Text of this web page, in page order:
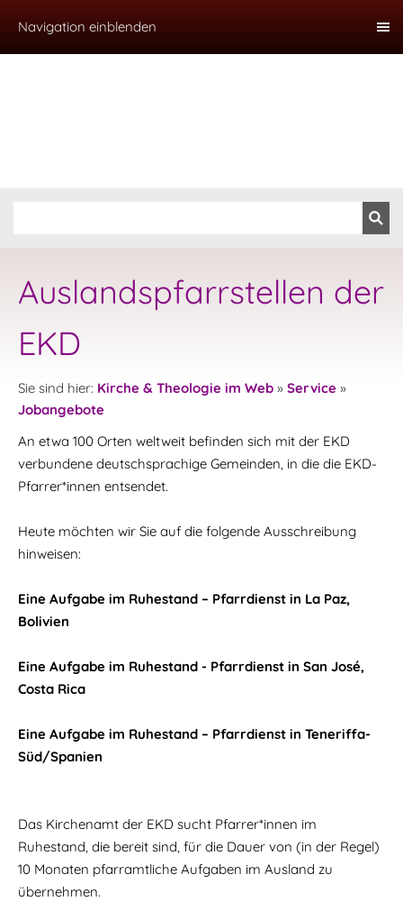
Navigation einblenden
Auslandspfarrstellen der
EKD
Sie sind hier: Kirche & Theologie im Web » Service »
Jobangebote
An etwa 100 Orten weltweit befinden sich mit der EKD
verbundene deutschsprachige Gemeinden, in die die EKD-
Pfarrer*innen entsendet.
Heute möchten wir Sie auf die folgende Ausschreibung
hinweisen:
Eine Aufgabe im Ruhestand – Pfarrdienst in La Paz,
Bolivien
Eine Aufgabe im Ruhestand - Pfarrdienst in San José,
Costa Rica
Eine Aufgabe im Ruhestand – Pfarrdienst in Teneriffa-
Süd/Spanien
Das Kirchenamt der EKD sucht Pfarrer*innen im
Ruhestand, die bereit sind, für die Dauer von (in der Regel)
10 Monaten pfarramtliche Aufgaben im Ausland zu
übernehmen.